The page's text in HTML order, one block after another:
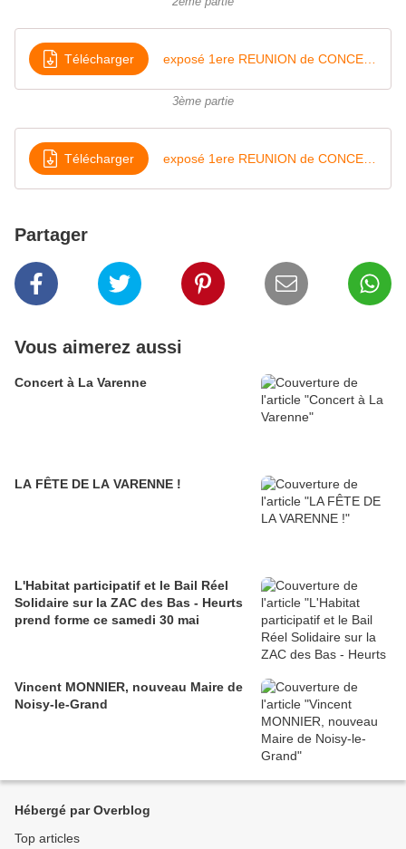
Télécharger
3ème partie
Télécharger
Partager
Vous aimerez aussi
Concert à La Varenne
LA FÊTE DE LA VARENNE !
L'Habitat participatif et le Bail Réel
Solidaire sur la ZAC des Bas - Heurts
prend forme ce samedi 30 mai
Vincent MONNIER, nouveau Maire de
Noisy-le-Grand
Hébergé par Overblog
Top articles